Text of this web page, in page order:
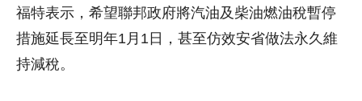
福特表示，希望聯邦政府將汽油及柴油燃油稅暫停
措施延長至明年1月1日，甚至仿效安省做法永久維
持減稅。